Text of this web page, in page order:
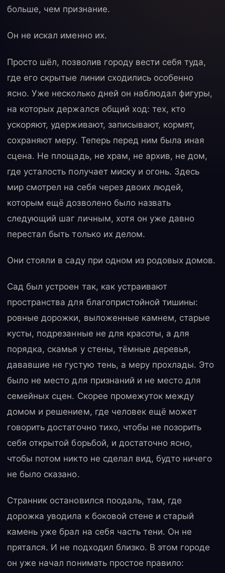
больше, чем признание.
Он не искал именно их.
Просто шёл, позволив городу вести себя туда,
где его скрытые линии сходились особенно
ясно. Уже несколько дней он наблюдал фигуры,
на которых держался общий ход: тех, кто
ускоряют, удерживают, записывают, кормят,
сохраняют меру. Теперь перед ним была иная
сцена. Не площадь, не храм, не архив, не дом,
где усталость получает миску и огонь. Здесь
мир смотрел на себя через двоих людей,
которым ещё дозволено было назвать
следующий шаг личным, хотя он уже давно
перестал быть только их делом.
Они стояли в саду при одном из родовых домов.
Сад был устроен так, как устраивают
пространства для благопристойной тишины:
ровные дорожки, выложенные камнем, старые
кусты, подрезанные не для красоты, а для
порядка, скамья у стены, тёмные деревья,
дававшие не густую тень, а меру прохлады. Это
было не место для признаний и не место для
семейных сцен. Скорее промежуток между
домом и решением, где человек ещё может
говорить достаточно тихо, чтобы не позорить
себя открытой борьбой, и достаточно ясно,
чтобы потом никто не сделал вид, будто ничего
не было сказано.
Странник остановился поодаль, там, где
дорожка уводила к боковой стене и старый
камень уже брал на себя часть тени. Он не
прятался. И не подходил близко. В этом городе
он уже начал понимать простое правило: